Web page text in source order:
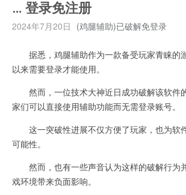
… 登录免注册
2024年7月20日 (鸡腿辅助)已破解免登录
据悉，鸡腿辅助作为一款备受玩家青睐的
以来需要登录才能使用。
然而，一位技术大神近日成功破解该软件
家们可以直接使用辅助功能而无需登录账号。
这一突破性进展不仅方便了玩家，也为软
可能性。
然而，也有一些声音认为这样的破解行为
戏环境带来负面影响。